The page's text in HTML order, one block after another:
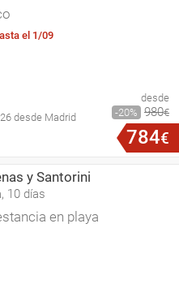
el 1/09
desde Madrid
desde
20
980€
784€
y Santorini
10 días
en playa